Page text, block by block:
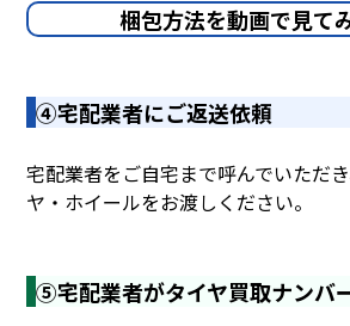
梱包方法を動画で見て
④宅配業者にご返送依頼
宅配業者をご自宅まで呼んでいただ
ヤ・ホイールをお渡しください。
⑤宅配業者がタイヤ買取ナンバ